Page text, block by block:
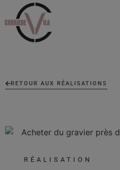
RETOUR AUX RÉALISATIONS
RÉALISATION